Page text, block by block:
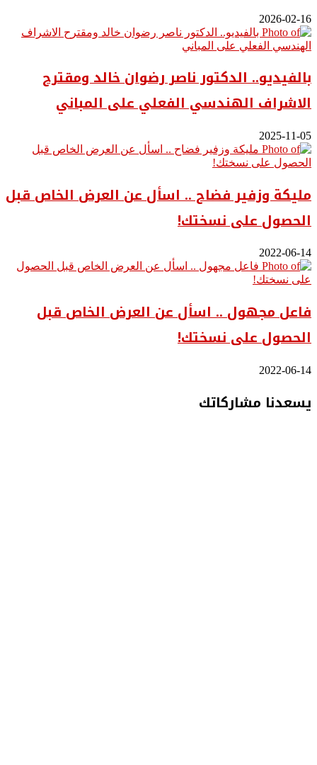
2026-02-16
بالفيديو.. ‎الدكتور ناصر رضوان خالد ومقترح
الاشراف الهندسي الفعلي على المباني
2025-11-05
مليكة وزفير فضاح .. اسأل عن العرض الخاص قبل
الحصول على نسختك!
2022-06-14
فاعل مجهول .. اسأل عن العرض الخاص قبل
الحصول على نسختك!
2022-06-14
يسعدنا مشاركاتك